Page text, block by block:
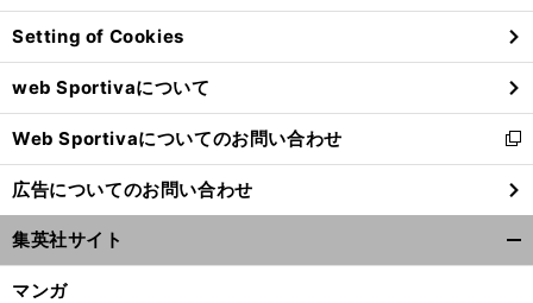
ン
ド
ウ
で
開
く
Setting of Cookies
web Sportivaについて
Web Sportivaについてのお問い合わせ
新
し
い
ウ
ィ
ン
広告についてのお問い合わせ
集英社サイト
マンガ